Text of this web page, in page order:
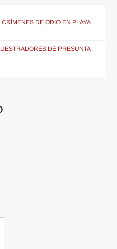
DE ODIO EN PLAYA
DE PRESUNTA